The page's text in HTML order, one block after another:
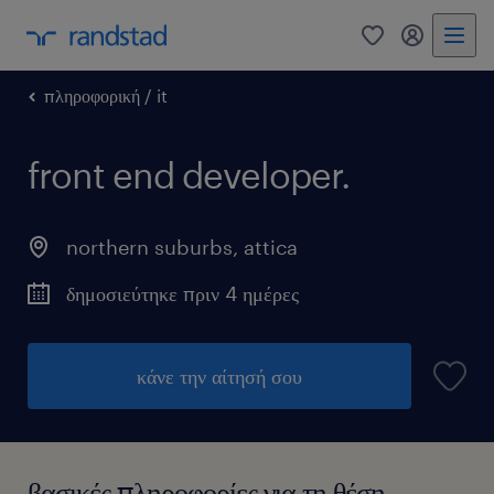
0 my
πληροφορική / it
front end developer.
northern suburbs, attica
δημοσιεύτηκε πριν 4 ημέρες
κάνε την αίτησή σου